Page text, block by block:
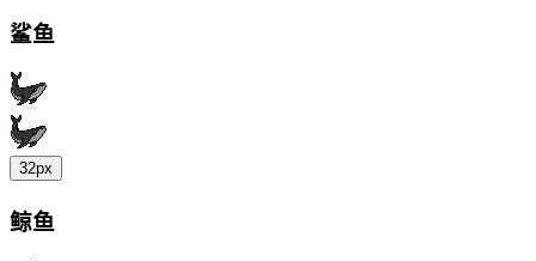
鲨鱼
32px
鲸鱼